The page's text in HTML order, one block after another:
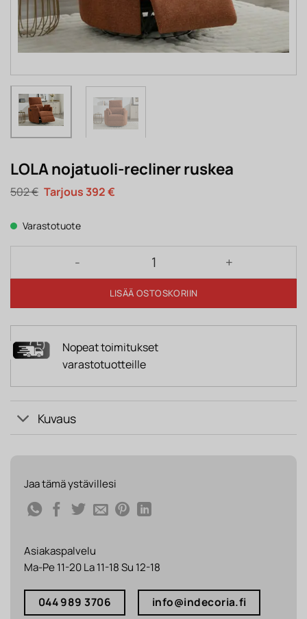
LOLA nojatuoli-recliner ruskea
502€ Alkuperäinen
hinta
502 €.
392€Nykyinen
Varastotuote
LOLA nojatuoli-recliner ruskea määrä
LISÄÄ OSTOSKORIIN
Nopeat toimitukset
varastotuotteille
Kuvaus
Jaa tämä ystävillesi
Asiakaspalvelu
Ma-Pe 11-20 La 11-18 Su 12-18
044 989 3706 info@indecoria.fi